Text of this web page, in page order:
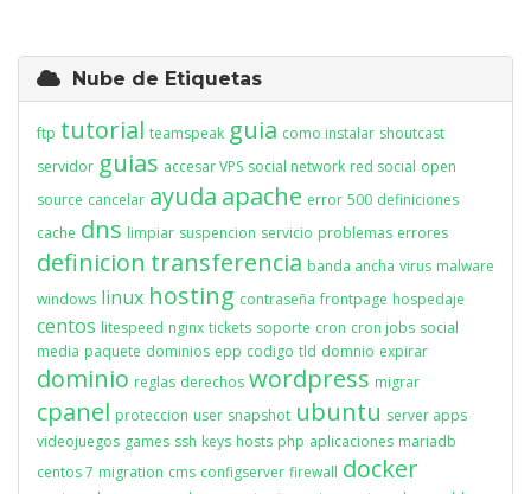
Nube de Etiquetas
ftp tutorial teamspeak guia como instalar shoutcast
servidor guias accesar VPS social network red social open
source cancelar ayuda apache error 500 definiciones
cache dns limpiar suspencion servicio problemas errores
definicion transferencia banda ancha virus malware
windows linux hosting contraseña frontpage hospedaje
centos litespeed nginx tickets soporte cron cron jobs social
media paquete dominios epp codigo tld domnio expirar
dominio reglas derechos wordpress migrar
cpanel proteccion user snapshot ubuntu server apps
videojuegos games ssh keys hosts php aplicaciones mariadb
centos 7 migration cms configserver firewall docker